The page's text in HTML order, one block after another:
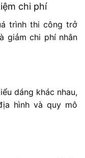
chi phí
trình thi công trở
giảm chi phí nhân
dáng khác nhau,
hình và quy mô